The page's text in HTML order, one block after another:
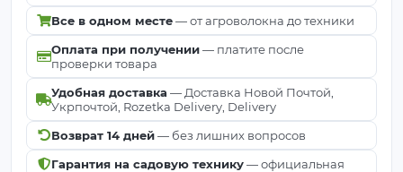
Все в одном месте— от агроволокна до техники
Оплата при получении— платите после
проверки товара
Удобная доставка — Доставка Новой Почтой,
Укрпочтой, Rozetka Delivery, Delivery
Возврат 14 дней— без лишних вопросов
Гарантия на садовую технику— официальная